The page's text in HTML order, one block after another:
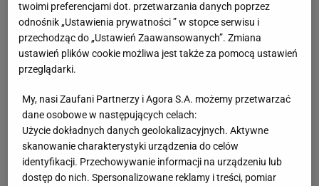
twoimi preferencjami dot. przetwarzania danych poprzez
odnośnik „Ustawienia prywatności ” w stopce serwisu i
przechodząc do „Ustawień Zaawansowanych”. Zmiana
ustawień plików cookie możliwa jest także za pomocą ustawień
przeglądarki.
My, nasi Zaufani Partnerzy i Agora S.A. możemy przetwarzać
dane osobowe w następujących celach:
Użycie dokładnych danych geolokalizacyjnych. Aktywne
skanowanie charakterystyki urządzenia do celów
identyfikacji. Przechowywanie informacji na urządzeniu lub
dostęp do nich. Spersonalizowane reklamy i treści, pomiar